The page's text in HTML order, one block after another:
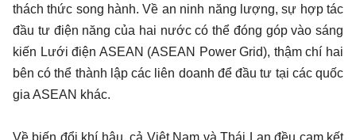
thách thức song hành. Về an ninh năng lượng, sự hợp tác
đầu tư điện năng của hai nước có thể đóng góp vào sáng
kiến Lưới điện ASEAN (ASEAN Power Grid), thậm chí hai
bên có thể thành lập các liên doanh để đầu tư tại các quốc
gia ASEAN khác.